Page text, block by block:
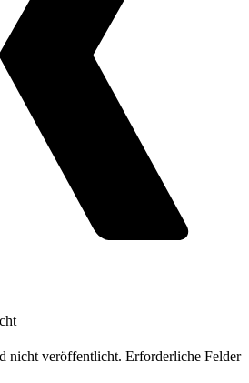
nicht veröffentlicht. Erforderliche Felder